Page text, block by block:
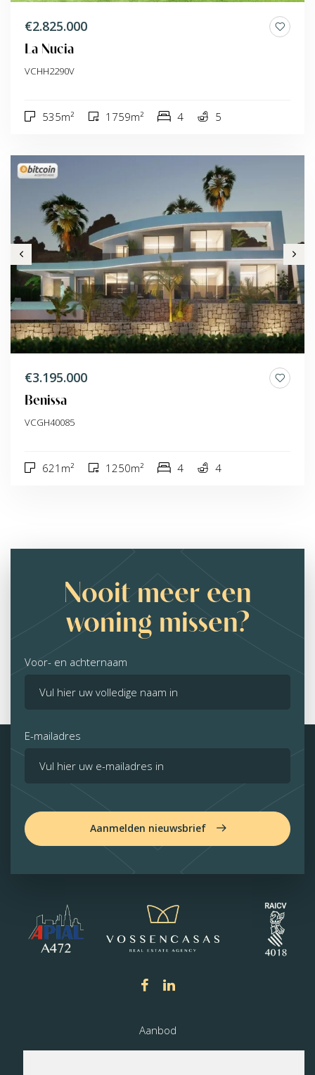
€2.825.000
La Nucia
VCHH2290V
535m² 1759m² 4 5
€3.195.000
Benissa
VCGH40085
621m² 1250m² 4 4
Nooit meer een
woning missen?
Voor- en achternaam
E-mailadres
Aanmelden nieuwsbrief
Aanbod